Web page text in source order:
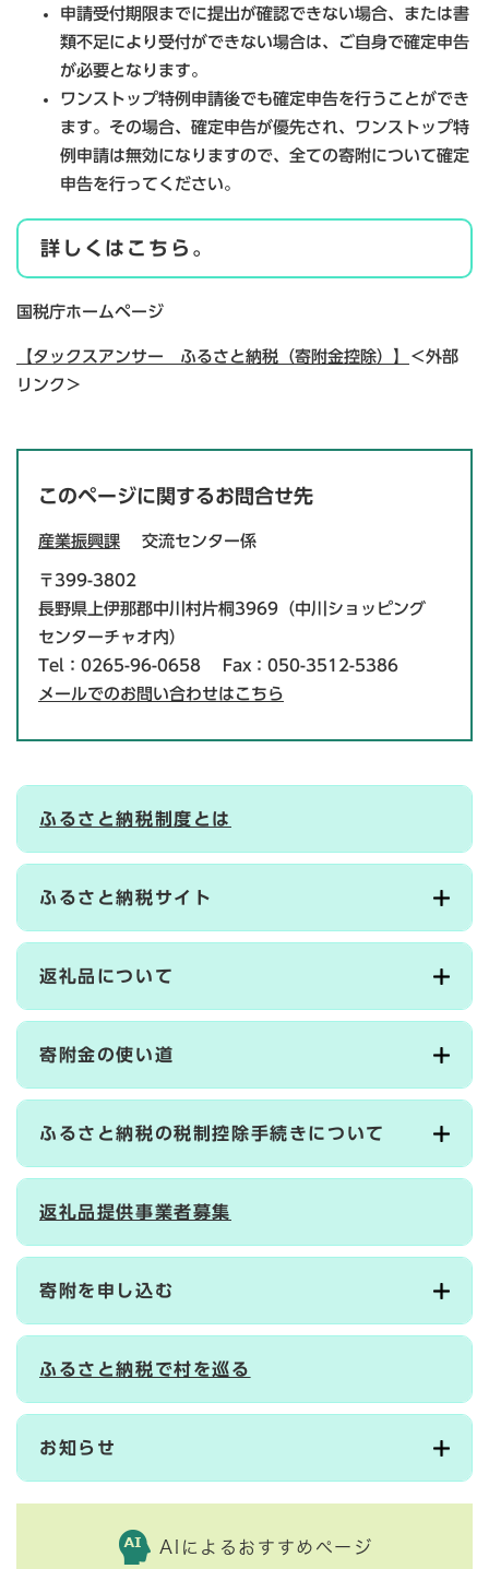
申請受付期限までに提出が確認できない場合、または書
類不足により受付ができない場合は、ご自身で確定申告
が必要となります。
ワンストップ特例申請後でも確定申告を行うことができ
ます。その場合、確定申告が優先され、ワンストップ特
例申請は無効になりますので、全ての寄附について確定
申告を行ってください。
詳しくはこちら。
国税庁ホームページ
【タックスアンサー ふるさと納税（寄附金控除）】
＜外部
リンク＞
このページに関するお問合せ先
産業振興課 交流センター係
〒399-3802
長野県上伊那郡中川村片桐3969（中川ショッピング
センターチャオ内）
Tel：0265-96-0658
Fax：050-3512-5386
メールでのお問い合わせはこちら
ふるさと納税制度とは
ふるさと納税サイト
返礼品について
寄附金の使い道
ふるさと納税の税制控除手続きについて
返礼品提供事業者募集
寄附を申し込む
ふるさと納税で村を巡る
お知らせ
AIによるおすすめページ